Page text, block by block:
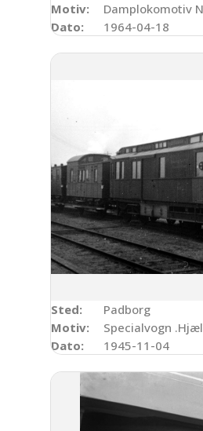
Motiv:
Damplokomotiv
Dato:
1964-04-18
Sted:
Padborg
Motiv:
Specialvogn
Dato:
1945-11-04